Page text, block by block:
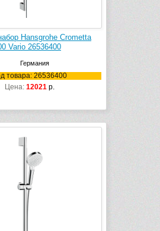
Hansgrohe Crometta
Vario 26536400
Германия
товара: 26536400
Цена: 12021 р.